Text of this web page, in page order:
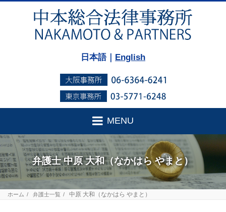
日本語｜ English
MENU
弁護士 中原 大和（なかはら やまと）
ホーム 弁護士一覧 中原 大和（なかはら やまと）